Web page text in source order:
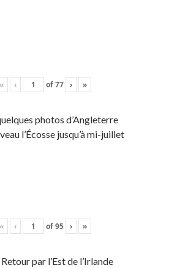
« ‹ of77 › »
photos d’Angleterre
l’Écosse jusqu’à mi-juillet
« ‹ of95 › »
par l’Est de l’Irlande